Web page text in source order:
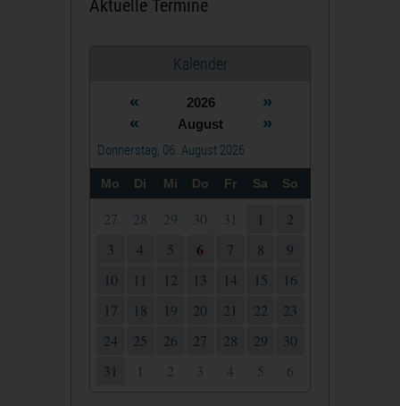
Aktuelle Termine
Kalender
« 2026
»
«
August »
Donnerstag, 06. August 2026
Mo Di Mi Do Fr Sa So
27 28 29 30 31 1
2
3
4 5 6 7 8
9
10
11 12 13 14 15
16
17
18 19 20 21 22
23
24
25 26 27 28 29
30
31
2 3 4 5 6